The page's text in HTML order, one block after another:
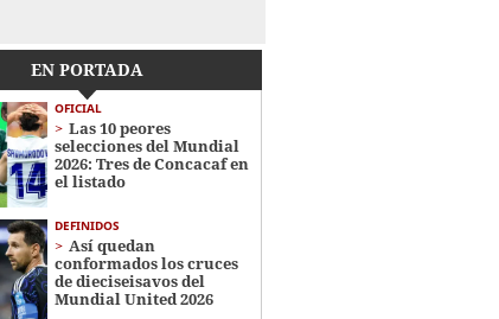
EN PORTADA
OFICIAL
Las 10 peores
selecciones del Mundial
2026: Tres de Concacaf en
el listado
DEFINIDOS
Así quedan
conformados los cruces
de dieciseisavos del
Mundial United 2026